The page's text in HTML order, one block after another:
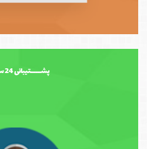
پشــــــتیبانی 24 ساعـــت